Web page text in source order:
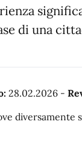
di una
28.02.2026 -
diversamente